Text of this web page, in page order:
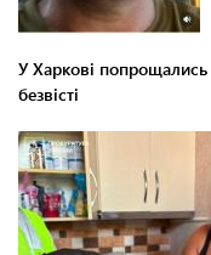
У Харкові
безвісті